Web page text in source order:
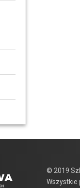
© 2019
Wszystkie